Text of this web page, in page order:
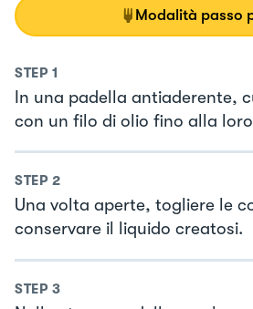
Modalità passo
STEP 1
In una padella antiaderente,
con un filo di olio fino alla
STEP 2
Una volta aperte, togliere le
conservare il liquido creatosi.
STEP 3